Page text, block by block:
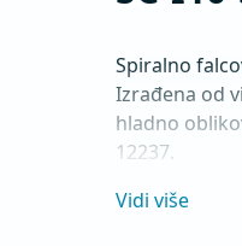
Spiralno
Izrađena od
hladno
12237.
Vidi više